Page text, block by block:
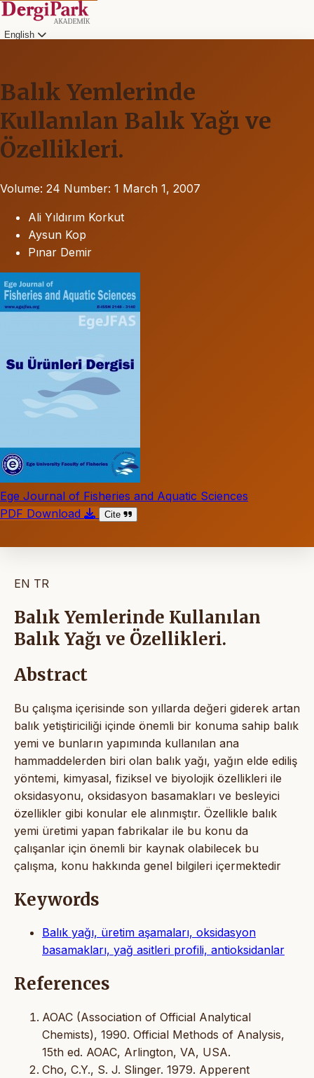
English
Balık Yemlerinde
Kullanılan Balık Yağı ve
Özellikleri.
Volume: 24 Number: 1 March 1, 2007
Ali Yıldırım Korkut
Aysun Kop
Pınar Demir
Ege Journal of Fisheries and Aquatic Sciences
PDF Download
Cite
EN TR
Balık Yemlerinde Kullanılan
Balık Yağı ve Özellikleri.
Abstract
Bu çalışma içerisinde son yıllarda değeri giderek artan
balık yetiştiriciliği içinde önemli bir konuma sahip balık
yemi ve bunların yapımında kullanılan ana
hammaddelerden biri olan balık yağı, yağın elde ediliş
yöntemi, kimyasal, fiziksel ve biyolojik özellikleri ile
oksidasyonu, oksidasyon basamakları ve besleyici
özellikler gibi konular ele alınmıştır. Özellikle balık
yemi üretimi yapan fabrikalar ile bu konu da
çalışanlar için önemli bir kaynak olabilecek bu
çalışma, konu hakkında genel bilgileri içermektedir
Keywords
Balık yağı, üretim aşamaları, oksidasyon
basamakları, yağ asitleri profili, antioksidanlar
References
AOAC (Association of Official Analytical
Chemists), 1990. Official Methods of Analysis,
15th ed. AOAC, Arlington, VA, USA.
Cho, C.Y., S. J. Slinger. 1979. Apperent